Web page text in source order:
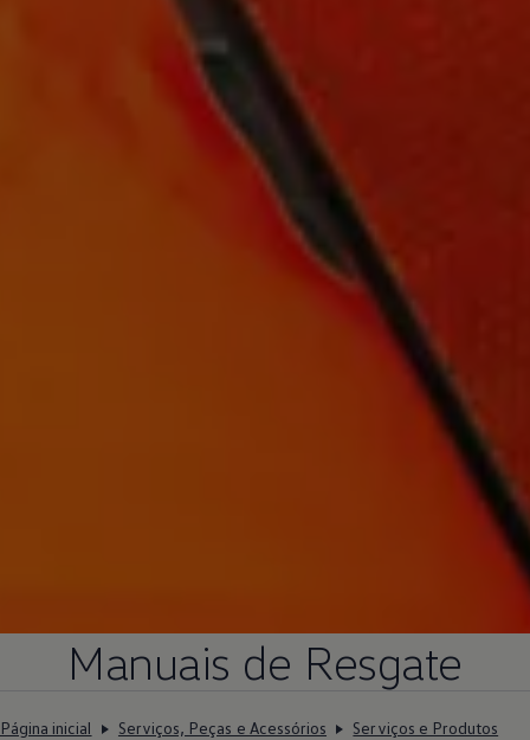
Manuais de Resgate
Página inicial Serviços, Peças e Acessórios
Serviços e Produtos